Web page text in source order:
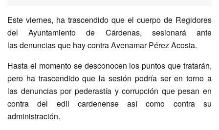
Este viernes, ha trascendido que el cuerpo de Regidores
del Ayuntamiento de Cárdenas, sesionará ante
las denuncias que hay contra Avenamar Pérez Acosta.
Hasta el momento se desconocen los puntos que tratarán,
pero ha trascendido que la sesión podría ser en torno a
las denuncias por pederastía y corrupción que pesan en
contra del edil cardenense así como contra su
administración.